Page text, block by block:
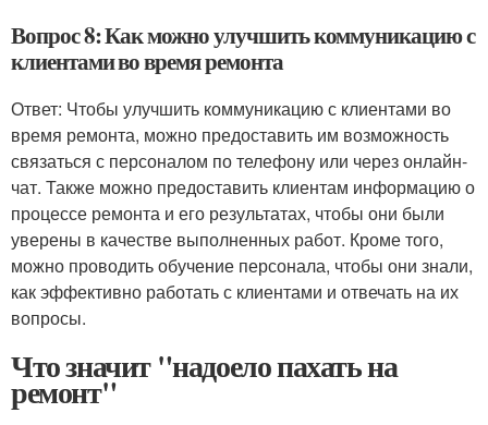
Вопрос 8: Как можно улучшить коммуникацию с
клиентами во время ремонта
Ответ: Чтобы улучшить коммуникацию с клиентами во
время ремонта, можно предоставить им возможность
связаться с персоналом по телефону или через онлайн-
чат. Также можно предоставить клиентам информацию о
процессе ремонта и его результатах, чтобы они были
уверены в качестве выполненных работ. Кроме того,
можно проводить обучение персонала, чтобы они знали,
как эффективно работать с клиентами и отвечать на их
вопросы.
Что значит "надоело пахать на
ремонт"